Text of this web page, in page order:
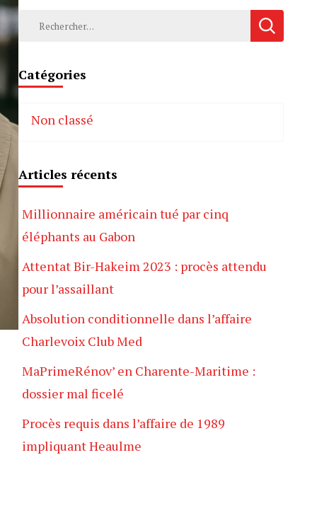
Rechercher :
Catégories
Non classé
Articles récents
Millionnaire américain tué par cinq
éléphants au Gabon
Attentat Bir-Hakeim 2023 : procès attendu
pour l’assaillant
Absolution conditionnelle dans l’affaire
Charlevoix Club Med
MaPrimeRénov’ en Charente-Maritime :
dossier mal ficelé
Procès requis dans l’affaire de 1989
impliquant Heaulme